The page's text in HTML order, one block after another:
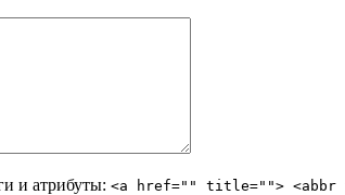
и атрибуты: <a href="" title=""> <abbr